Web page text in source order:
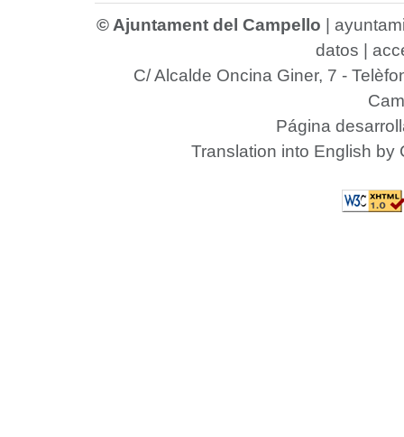
© Ajuntament del Campello
datos
C/ Alcalde Oncina Giner, 7 -
Página
Translation into English by